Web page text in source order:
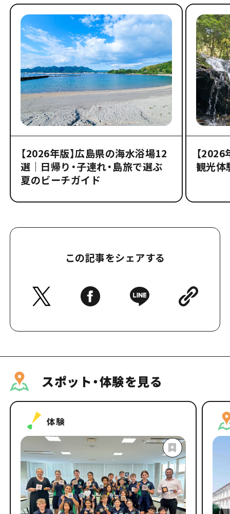
【2026年版】広島県の海水浴場12
選｜日帰り・子連れ・島旅で選ぶ
夏のビーチガイド
【
観光体
この記事をシェアする
スポット・体験を見る
体験